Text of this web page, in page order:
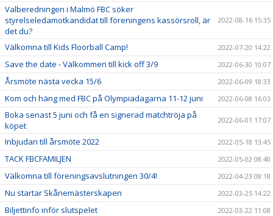
Valberedningen i Malmö FBC söker
styrelseledamotkandidat till föreningens kassörsroll, är
det du?
2022-08-16 15:35
Välkomna till Kids Floorball Camp! 2022-07-20 14:22
Save the date - Välkommen till kick off 3/9 2022-06-30 10:07
Årsmöte nästa vecka 15/6 2022-06-09 18:33
Kom och häng med FBC på Olympiadagarna 11-12 juni 2022-06-08 16:03
Boka senast 5 juni och få en signerad matchtröja på
köpet
2022-06-01 17:07
Inbjudan till årsmöte 2022 2022-05-18 13:45
TACK FBCFAMILJEN 2022-05-02 08:40
Välkomna till föreningsavslutningen 30/4! 2022-04-23 08:18
Nu startar Skånemästerskapen 2022-03-25 14:22
Biljettinfo inför slutspelet 2022-03-22 11:08